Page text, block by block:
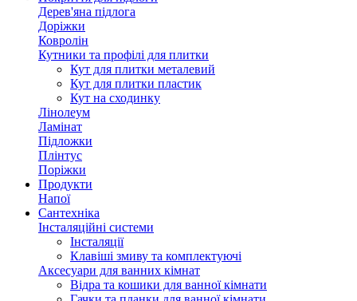
Дерев'яна підлога
Доріжки
Ковролін
Кутники та профілі для плитки
Кут для плитки металевий
Кут для плитки пластик
Кут на сходинку
Лінолеум
Ламінат
Підложки
Плінтус
Поріжки
Продукти
Напої
Сантехніка
Інсталяційні системи
Інсталяції
Клавіші змиву та комплектуючі
Аксесуари для ванних кімнат
Відра та кошики для ванної кімнати